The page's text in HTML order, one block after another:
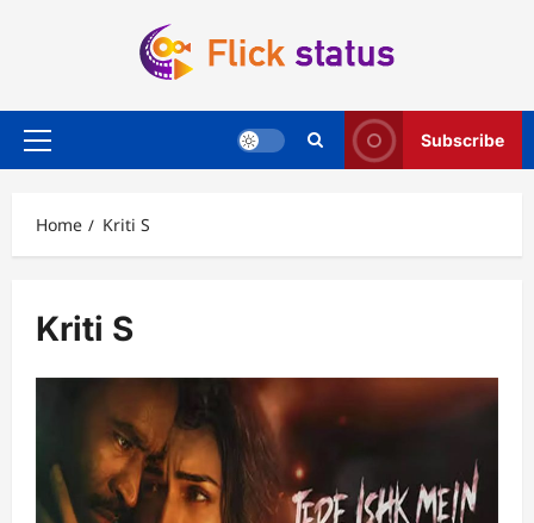
Primary
Subscribe
Home Kriti S
Kriti S